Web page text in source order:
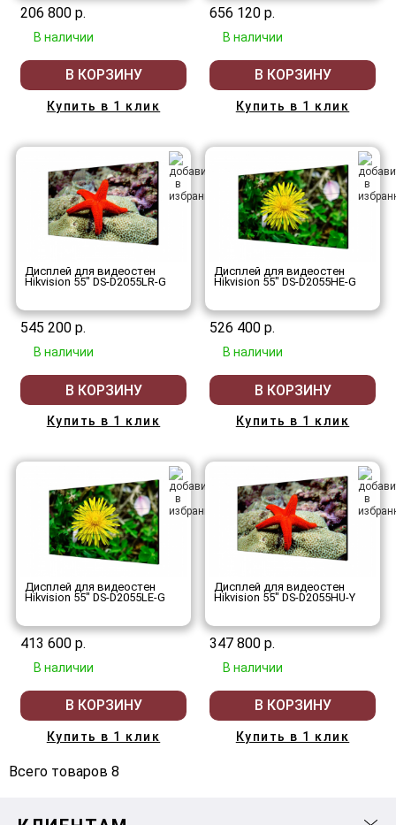
206 800 р.
В наличии
В КОРЗИНУ
Купить в 1 клик
656 120 р.
В наличии
В КОРЗИНУ
Купить в 1 клик
Дисплей для видеостен
Hikvision 55" DS-D2055LR-G
545 200 р.
В наличии
В КОРЗИНУ
Купить в 1 клик
Дисплей для видеостен
Hikvision 55" DS-D2055HE-G
526 400 р.
В наличии
В КОРЗИНУ
Купить в 1 клик
Дисплей для видеостен
Hikvision 55" DS-D2055LE-G
413 600 р.
В наличии
В КОРЗИНУ
Купить в 1 клик
Дисплей для видеостен
Hikvision 55" DS-D2055HU-Y
347 800 р.
В наличии
В КОРЗИНУ
Купить в 1 клик
Всего товаров 8